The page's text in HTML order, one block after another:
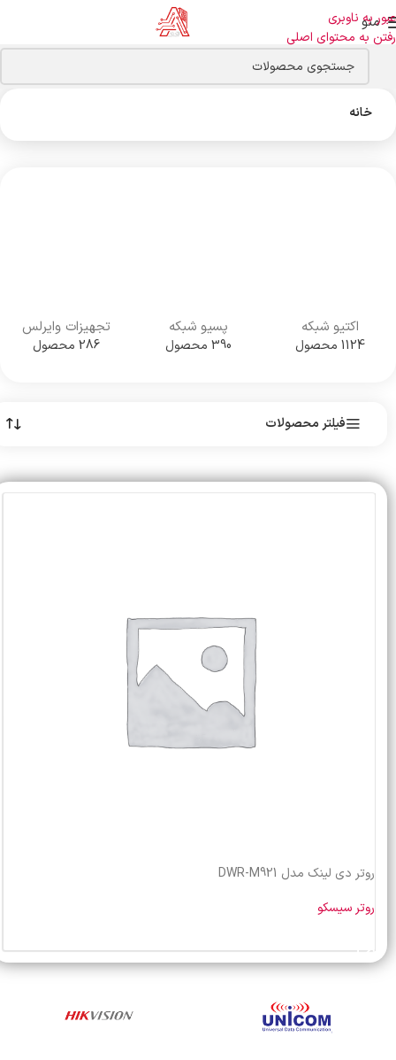
عبور به ناوبری
رفتن به محتوای اصلی
منو
خانه
اکتیو شبکه
1124 محصول
پسیو شبکه
390 محصول
تجهیزات وایرلس
286 محصول
فیلتر محصولات
روتر دی لینک مدل DWR-M921
روتر سیسکو